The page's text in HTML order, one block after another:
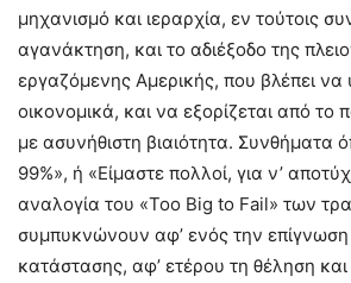
μηχανισμό και ιεραρχία, εν τούτοις
αγανάκτηση, και το αδιέξοδο της
εργαζόμενης Αμερικής, που βλέπει να
οικονομικά, και να εξορίζεται από το
με ασυνήθιστη βιαιότητα. Συνθήματα
99%», ή «Είμαστε πολλοί, για ν’
αναλογία του «Too Big to Fail» των
συμπυκνώνουν αφ’ ενός την επίγνωση
κατάστασης, αφ’ ετέρου τη θέληση και